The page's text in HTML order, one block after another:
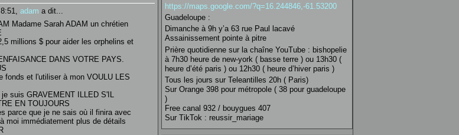
adam a dit...
Madame Sarah ADAM un chrétien
millions $ pour aider les orphelins et
DANS VOTRE PAYS.
fonds et l'utiliser à mon VOULU LES
suis GRAVEMENT ILLED S'IL
EN TOUJOURS
parce que je ne sais où il finira avec
moi immédiatement plus de détails
https://maps.google.com/?q=16.244846,-61.53200
Guadeloupe :
Dimanche à 9h y’a 63 rue Paul lacavé
Assainissement pointe à pitre
Prière quotidienne sur la chaîne YouTube : bishopelie
à 7h30 heure de new-york ( basse terre ) ou 13h30 (
heure d’été paris ) ou 12h30 ( heure d’hiver paris )
Tous les jours sur Teleantilles 20h ( Paris)
Sur Orange 398 pour métropole ( 38 pour guadeloupe
)
Free canal 932 / bouygues 407
Sur TikTok : reussir_mariage